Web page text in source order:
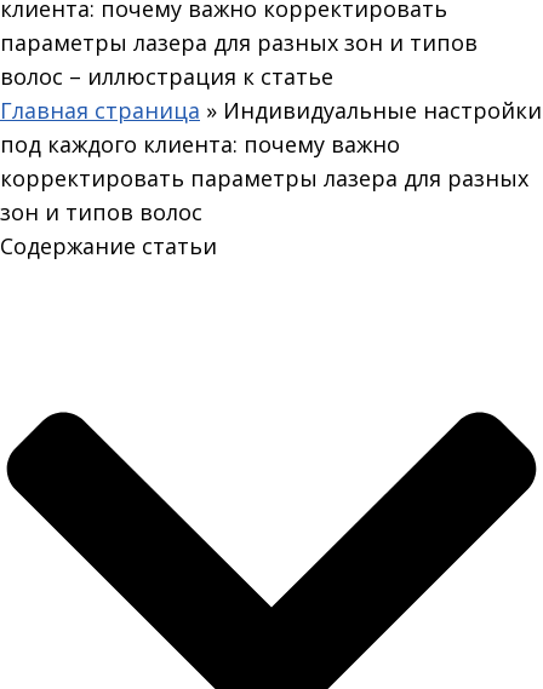
Главная страница » Индивидуальные настройки
под каждого клиента: почему важно
корректировать параметры лазера для разных
зон и типов волос
Содержание статьи